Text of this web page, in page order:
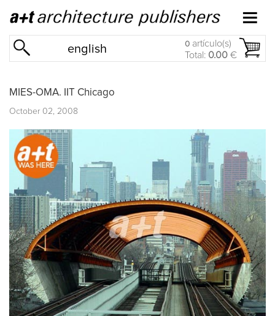
english 0 artículo(s)
Total: 0.00 €
MIES-OMA. IIT Chicago
October 02, 2008